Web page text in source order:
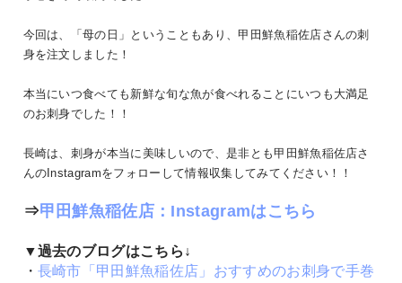
今回は、「母の日」ということもあり、甲田鮮魚稲佐店さんの刺
身を注文しました！
本当にいつ食べても新鮮な旬な魚が食べれることにいつも大満足
のお刺身でした！！
長崎は、刺身が本当に美味しいので、是非とも甲田鮮魚稲佐店さ
んのInstagramをフォローして情報収集してみてください！！
⇒甲田鮮魚稲佐店：Instagramはこちら
▼過去のブログはこちら↓
・ 長崎市「甲田鮮魚稲佐店」おすすめのお刺身で手巻